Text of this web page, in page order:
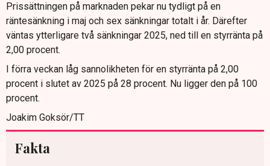
Prissättningen på marknaden pekar nu tydligt på en
räntesänkning i maj och sex sänkningar totalt i år. Därefter
väntas ytterligare två sänkningar 2025, ned till en styrränta på
2,00 procent.
I förra veckan låg sannolikheten för en styrränta på 2,00
procent i slutet av 2025 på 28 procent. Nu ligger den på 100
procent.
Joakim Goksör/TT
Fakta